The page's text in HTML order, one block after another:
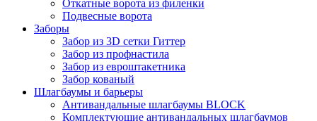
Откатные ворота из филенки
Подвесные ворота
Заборы
Забор из 3D сетки Гиттер
Забор из профнастила
Забор из евроштакетника
Забор кованый
Шлагбаумы и барьеры
Антивандальные шлагбаумы BLOCK
Комплектующие антивандальных шлагбаумов